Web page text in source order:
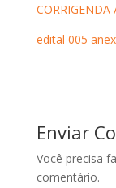
CORRIGENDA
edital 005
Enviar
Você precisa
comentário.